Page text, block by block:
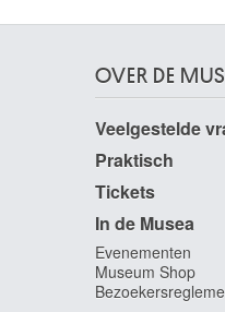
OVER DE
Veelgestelde
Praktisch
Tickets
In de Musea
Evenementen
Museum Shop